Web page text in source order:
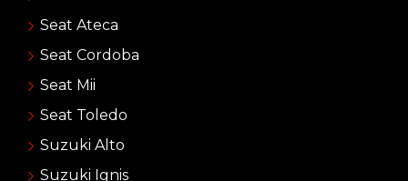
Seat Ateca
Seat Cordoba
Seat Mii
Seat Toledo
Suzuki Alto
Suzuki Ignis